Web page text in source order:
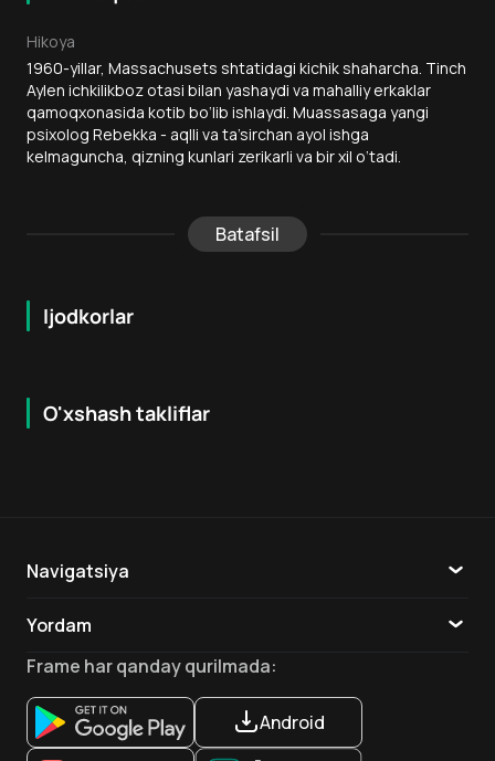
Hikoya
1960-yillar, Massachusets shtatidagi kichik shaharcha. Tinch
Aylen ichkilikboz otasi bilan yashaydi va mahalliy erkaklar
qamoqxonasida kotib bo‘lib ishlaydi. Muassasaga yangi
psixolog Rebekka - aqlli va ta’sirchan ayol ishga
kelmaguncha, qizning kunlari zerikarli va bir xil o‘tadi.
Batafsil
Ijodkorlar
O'xshash takliflar
16 + 7.9
Navigatsiya
Yordam
Aloqa
Ilovalar
Frame har qanday qurilmada:
Android